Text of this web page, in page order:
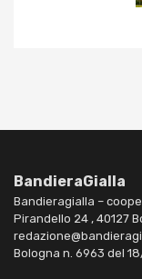
BandieraGialla
Bandieragialla –
Pirandello 24 , 40127
Bologna n. 6963 del